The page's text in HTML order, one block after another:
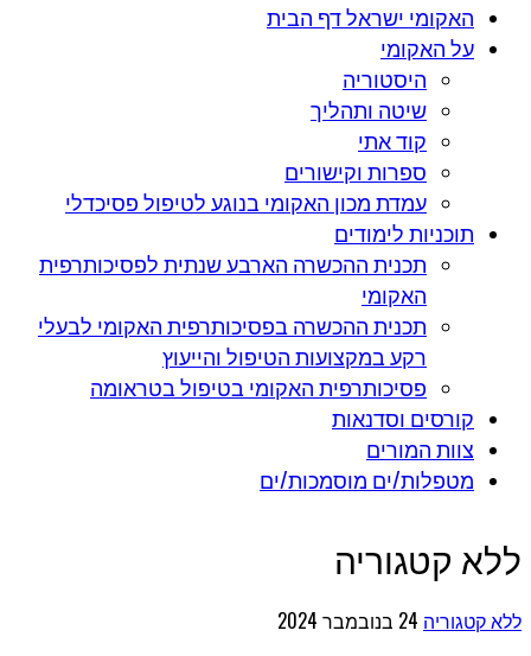
האקומי ישראל דף הבית
על האקומי
היסטוריה
שיטה ותהליך
קוד אתי
ספרות וקישורים
עמדת מכון האקומי בנוגע לטיפול פסיכדלי
תוכניות לימודים
תכנית ההכשרה הארבע שנתית לפסיכותרפית
האקומי
תכנית ההכשרה בפסיכותרפית האקומי לבעלי
רקע במקצועות הטיפול והייעוץ
פסיכותרפית האקומי בטיפול בטראומה
קורסים וסדנאות
צוות המורים
מטפלות/ים מוסמכות/ים
ללא קטגוריה
ללא קטגוריה 24 בנובמבר 2024